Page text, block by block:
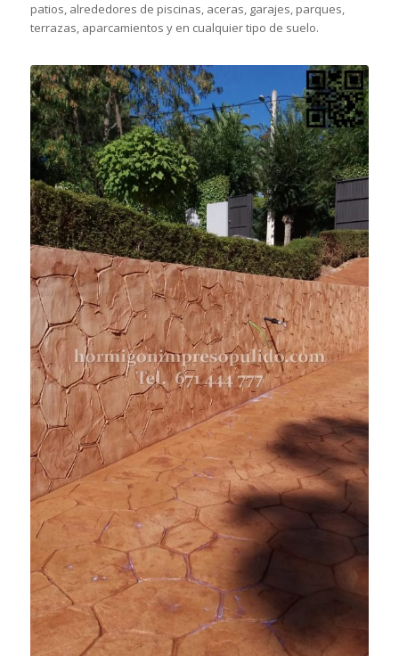
patios, alrededores de piscinas, aceras, garajes, parques,
terrazas, aparcamientos y en cualquier tipo de suelo.